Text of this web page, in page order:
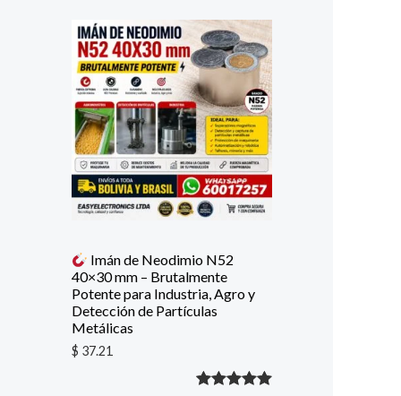
Imán de Neodimio N52
40×30 mm – Brutalmente
Potente para Industria, Agro y
Detección de Partículas
Metálicas
$ 37.21